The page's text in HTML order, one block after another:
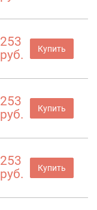
253
руб.
Купить
253
руб.
Купить
253
руб.
Купить